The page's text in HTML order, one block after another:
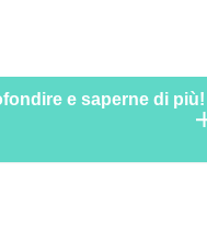
e saperne di più!